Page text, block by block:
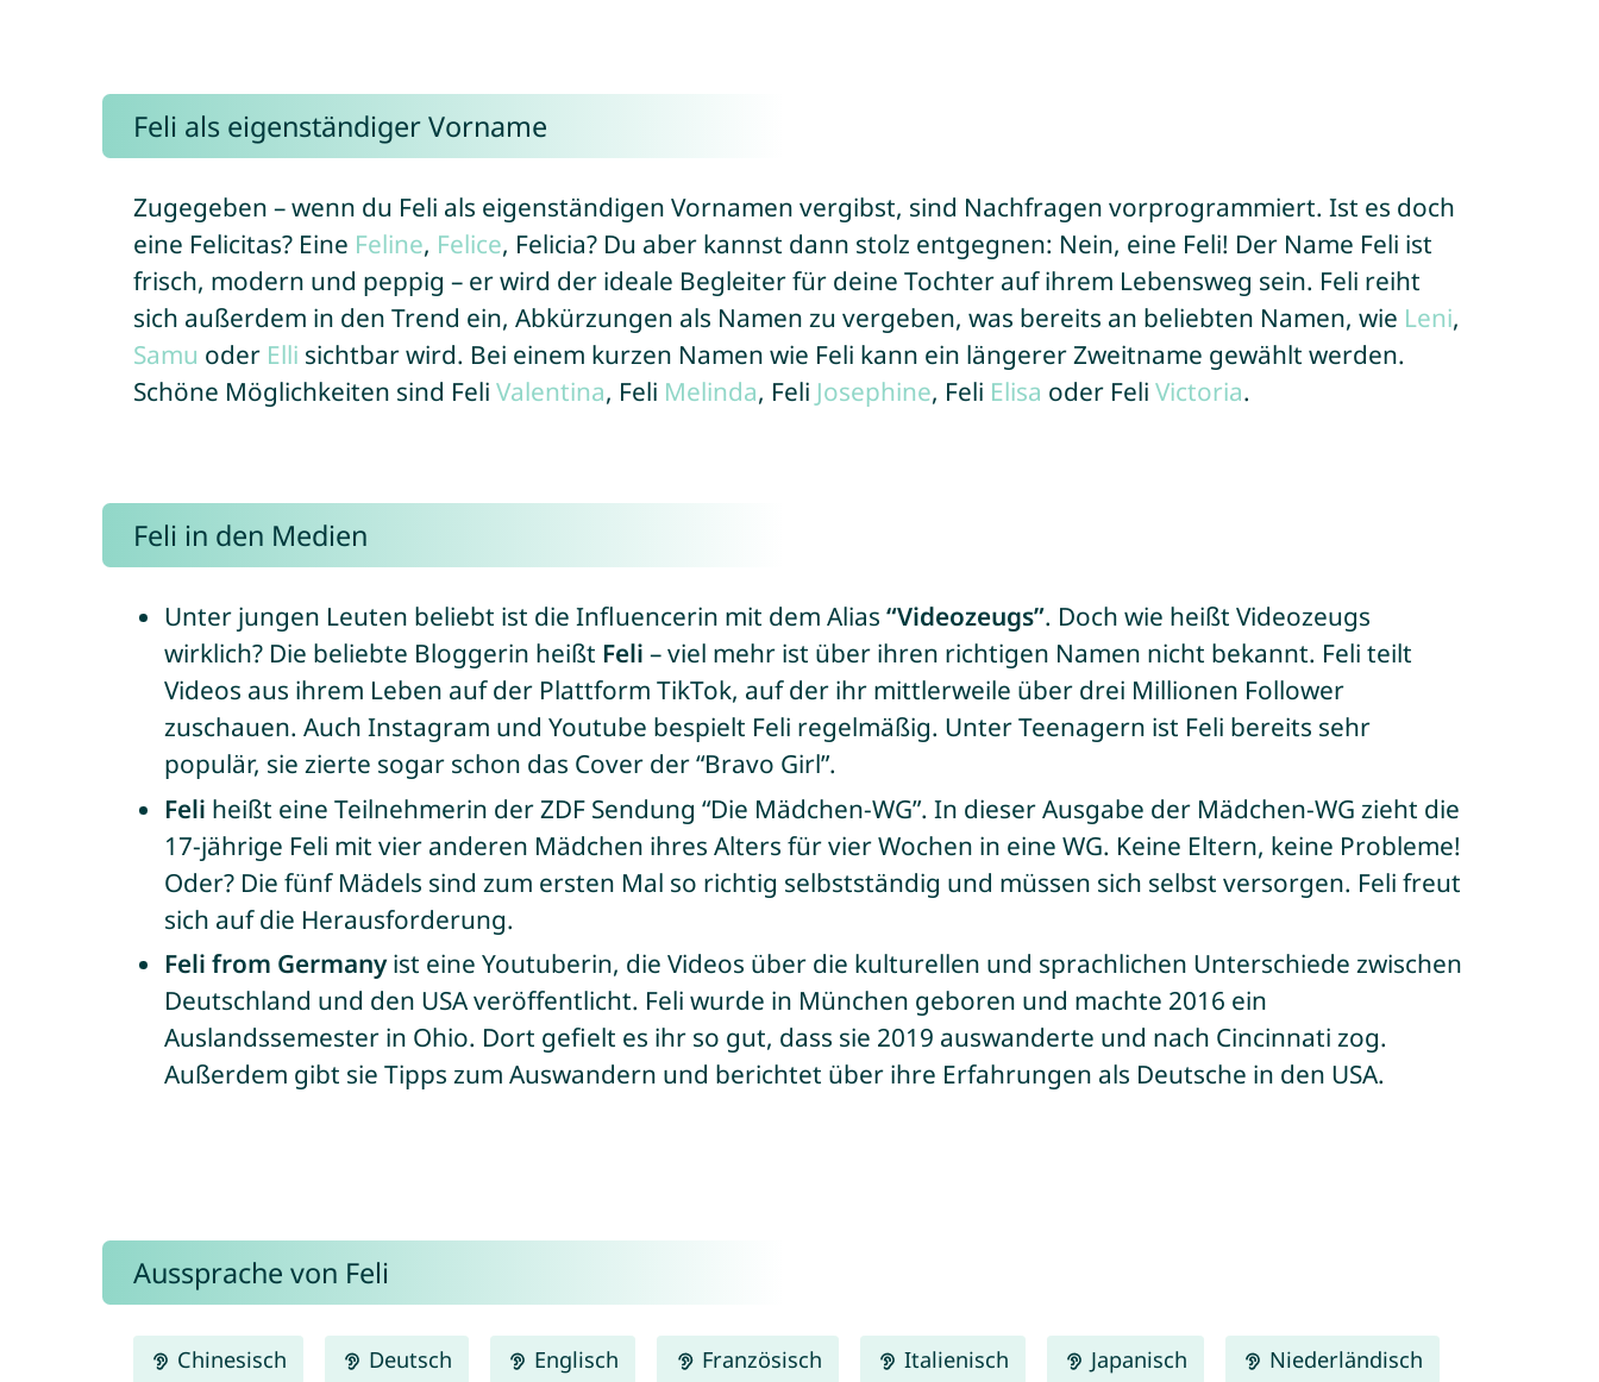
Feli als eigenständiger Vorname
Zugegeben – wenn du Feli als eigenständigen Vornamen vergibst, sind Nachfragen vorprogrammiert. Ist es doch
eine Felicitas? Eine Feline, Felice, Felicia? Du aber kannst dann stolz entgegnen: Nein, eine Feli! Der Name Feli ist
frisch, modern und peppig – er wird der ideale Begleiter für deine Tochter auf ihrem Lebensweg sein. Feli reiht
sich außerdem in den Trend ein, Abkürzungen als Namen zu vergeben, was bereits an beliebten Namen, wie Leni,
Samu oder Elli sichtbar wird. Bei einem kurzen Namen wie Feli kann ein längerer Zweitname gewählt werden.
Schöne Möglichkeiten sind Feli Valentina, Feli Melinda, Feli Josephine, Feli Elisa oder Feli Victoria.
Feli in den Medien
Unter jungen Leuten beliebt ist die Influencerin mit dem Alias “Videozeugs”. Doch wie heißt Videozeugs
wirklich? Die beliebte Bloggerin heißt Feli – viel mehr ist über ihren richtigen Namen nicht bekannt. Feli teilt
Videos aus ihrem Leben auf der Plattform TikTok, auf der ihr mittlerweile über drei Millionen Follower
zuschauen. Auch Instagram und Youtube bespielt Feli regelmäßig. Unter Teenagern ist Feli bereits sehr
populär, sie zierte sogar schon das Cover der “Bravo Girl”.
Feli heißt eine Teilnehmerin der ZDF Sendung “Die Mädchen-WG”. In dieser Ausgabe der Mädchen-WG zieht die
17-jährige Feli mit vier anderen Mädchen ihres Alters für vier Wochen in eine WG. Keine Eltern, keine Probleme!
Oder? Die fünf Mädels sind zum ersten Mal so richtig selbstständig und müssen sich selbst versorgen. Feli freut
sich auf die Herausforderung.
Feli from Germanyist eine Youtuberin, die Videos über die kulturellen und sprachlichen Unterschiede zwischen
Deutschland und den USA veröffentlicht. Feli wurde in München geboren und machte 2016 ein
Auslandssemester in Ohio. Dort gefielt es ihr so gut, dass sie 2019 auswanderte und nach Cincinnati zog.
Außerdem gibt sie Tipps zum Auswandern und berichtet über ihre Erfahrungen als Deutsche in den USA.
Aussprache von Feli
Chinesisch Deutsch Englisch Französisch Italienisch Japanisch Niederländisch